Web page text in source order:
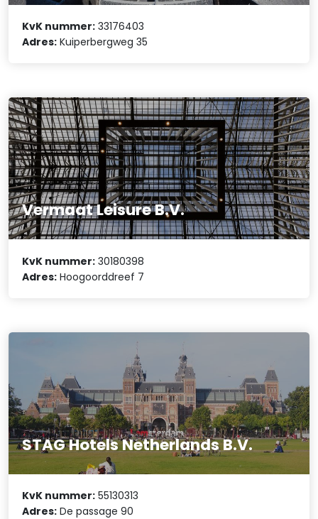
KvK nummer: 33176403
Adres: Kuiperbergweg 35
Vermaat Leisure B.V.
KvK nummer: 30180398
Adres: Hoogoorddreef 7
STAG Hotels Netherlands B.V.
KvK nummer: 55130313
Adres: De passage 90